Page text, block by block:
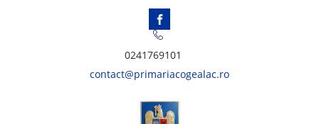
0241769101
contact@primariacogealac.ro